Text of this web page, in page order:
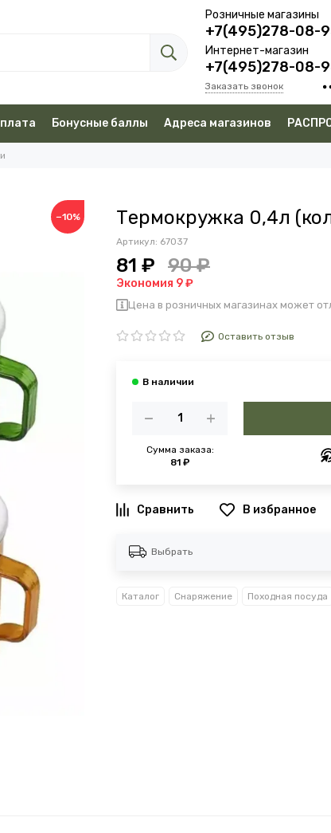
Розничные магазины
+7(495)278-08-
Интернет-магазин
+7(495)278-08-
Заказать звонок
Бонусные баллы Адреса магазинов
−10% Термокружка 0,4л
Артикул: 67037
81 ₽ 90 ₽
Экономия 9 ₽
Цена в розничных магазинах может
Оставить отзыв
Сумма заказа:
81 ₽
В избранное
Выбрать
Каталог Снаряжение Походная посуда